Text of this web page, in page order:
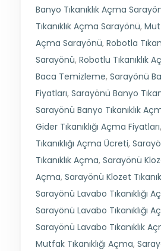
Banyo Tıkanıklık Açma
Tıkanıklık Açma Sarayönü,
Açma Sarayönü, Robotla
Sarayönü, Robotlu Tıkanıklık
Baca Temizleme, Sarayönü
Fiyatları, Sarayönü Banyo
Sarayönü Banyo Tıkanıklık
Gider Tıkanıklığı Açma Fiyatları,
Tıkanıklığı Açma Ücreti,
Tıkanıklık Açma, Sarayönü
Açma, Sarayönü Klozet
Sarayönü Lavabo Tıkanıklığı
Sarayönü Lavabo Tıkanıklığı
Sarayönü Lavabo Tıkanıklık
Mutfak Tıkanıklığı Açma,